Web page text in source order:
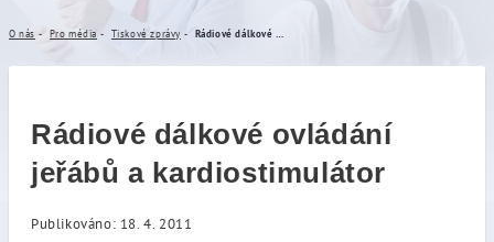
Rádiové dálkové ovládání
O nás Pro média Tiskové zprávy
Rádiové dálkové ovládání
jeřábů a kardiostimulátor
Publikováno: 18. 4. 2011